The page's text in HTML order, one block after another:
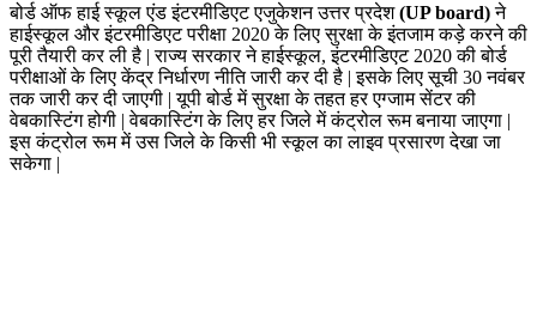
बोर्ड ऑफ हाई स्कूल एंड इंटरमीडिएट एजुकेशन उत्तर प्रदेश(UP board)ने
हाईस्कूल और इंटरमीडिएट परीक्षा 2020 के लिए सुरक्षा के इंतजाम कड़े करने की
पूरी तैयारी कर ली है | राज्य सरकार ने हाईस्कूल, इंटरमीडिएट 2020 की बोर्ड
परीक्षाओं के लिए केंद्र निर्धारण नीति जारी कर दी है | इसके लिए सूची 30 नवंबर
तक जारी कर दी जाएगी | यूपी बोर्ड में सुरक्षा के तहत हर एग्जाम सेंटर की
वेबकास्टिंग होगी | वेबकास्टिंग के लिए हर जिले में कंट्रोल रूम बनाया जाएगा |
इस कंट्रोल रूम में उस जिले के किसी भी स्कूल का लाइव प्रसारण देखा जा
सकेगा |